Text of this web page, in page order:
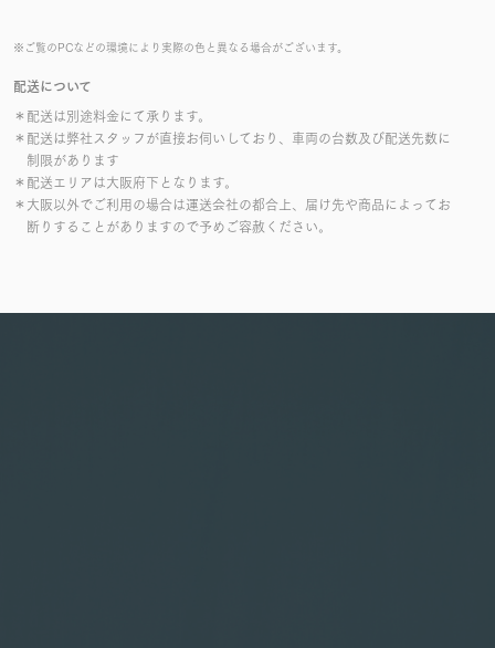
※ご覧のPCなどの環境により実際の色と異なる場合がございます。
配送について
＊配送は別途料金にて承ります。
＊配送は弊社スタッフが直接お伺いしており、車両の台数及び配送先数に
制限があります
＊配送エリアは大阪府下となります。
＊大阪以外でご利用の場合は運送会社の都合上、届け先や商品によってお
断りすることがありますので予めご容赦ください。